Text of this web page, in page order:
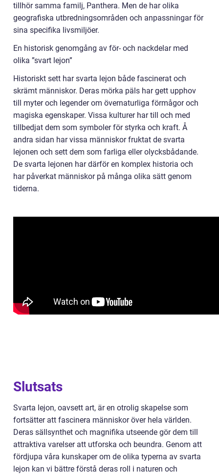
tillhör samma familj, Panthera. Men de har olika
geografiska utbredningsområden och anpassningar för
sina specifika livsmiljöer.
En historisk genomgång av för- och nackdelar med
olika ”svart lejon”
Historiskt sett har svarta lejon både fascinerat och
skrämt människor. Deras mörka päls har gett upphov
till myter och legender om övernaturliga förmågor och
magiska egenskaper. Vissa kulturer har till och med
tillbedjat dem som symboler för styrka och kraft. Å
andra sidan har vissa människor fruktat de svarta
lejonen och sett dem som farliga eller olycksbådande.
De svarta lejonen har därför en komplex historia och
har påverkat människor på många olika sätt genom
tiderna.
Slutsats
Svarta lejon, oavsett art, är en otrolig skapelse som
fortsätter att fascinera människor över hela världen.
Deras sällsynthet och magnifika utseende gör dem till
attraktiva varelser att utforska och beundra. Genom att
fördjupa våra kunskaper om de olika typerna av svarta
lejon kan vi bättre förstå deras roll i naturen och